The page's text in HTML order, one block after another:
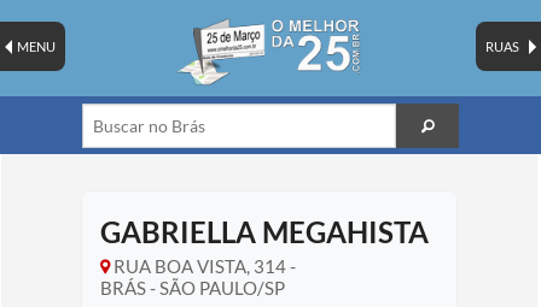
RUAS
MENU
GABRIELLA MEGAHISTA
RUA BOA VISTA, 314 -
BRÁS - SÃO PAULO/SP